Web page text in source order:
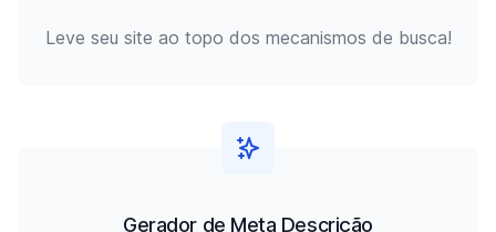
Leve seu site ao topo dos mecanismos de busca!
Gerador de Meta Descrição